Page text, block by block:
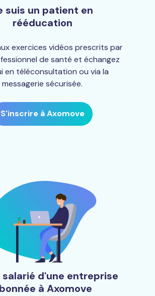
suis un patient en
rééducation
exercices vidéos prescrits par
de santé et échangez
en téléconsultation ou via la
messagerie sécurisée.
S'inscrire à Axomove
salarié d'une entreprise
à Axomove